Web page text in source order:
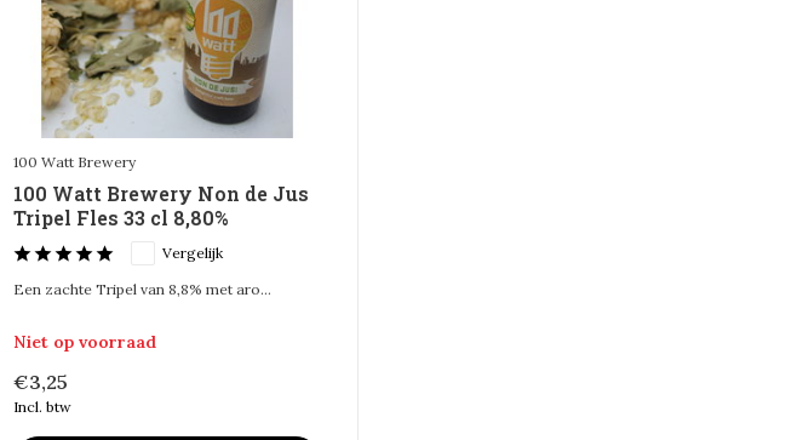
100 Watt Brewery
100 Watt Brewery Non de Jus
Tripel Fles 33 cl 8,80%
Vergelijk
Een zachte Tripel van 8,8% met aro...
Niet op voorraad
€3,25
Incl. btw